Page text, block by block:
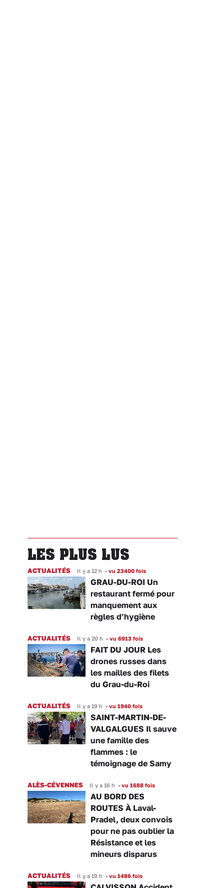
LES PLUS LUS
ACTUALITÉS Il y a 12 h • vu 23400 fois
GRAU-DU-ROI Un
restaurant fermé pour
manquement aux
règles d’hygiène
ACTUALITÉS Il y a 20 h • vu 6913 fois
FAIT DU JOUR Les
drones russes dans
les mailles des filets
du Grau-du-Roi
ACTUALITÉS Il y a 19 h • vu 1940 fois
SAINT-MARTIN-DE-
VALGALGUES Il sauve
une famille des
flammes : le
témoignage de Samy
ALÈS-CÉVENNES Il y a 16 h • vu 1688 fois
AU BORD DES
ROUTES À Laval-
Pradel, deux convois
pour ne pas oublier la
Résistance et les
mineurs disparus
ACTUALITÉS Il y a 19 h • vu 1486 fois